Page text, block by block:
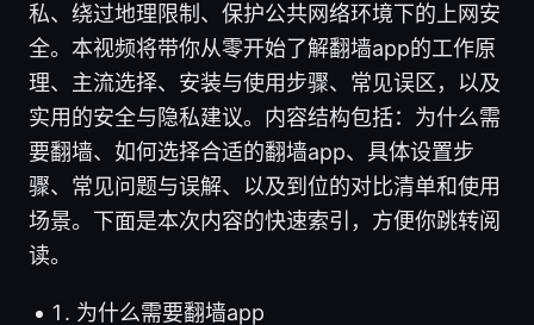
私、绕过地理限制、保护公共网络环境下的上网安
全。本视频将带你从零开始了解翻墙app的工作原
理、主流选择、安装与使用步骤、常见误区，以及
实用的安全与隐私建议。内容结构包括：为什么需
要翻墙、如何选择合适的翻墙app、具体设置步
骤、常见问题与误解、以及到位的对比清单和使用
场景。下面是本次内容的快速索引，方便你跳转阅
读。
为什么需要翻墙app